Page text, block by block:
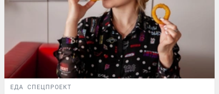
ЕДА СПЕЦПРОЕКТ